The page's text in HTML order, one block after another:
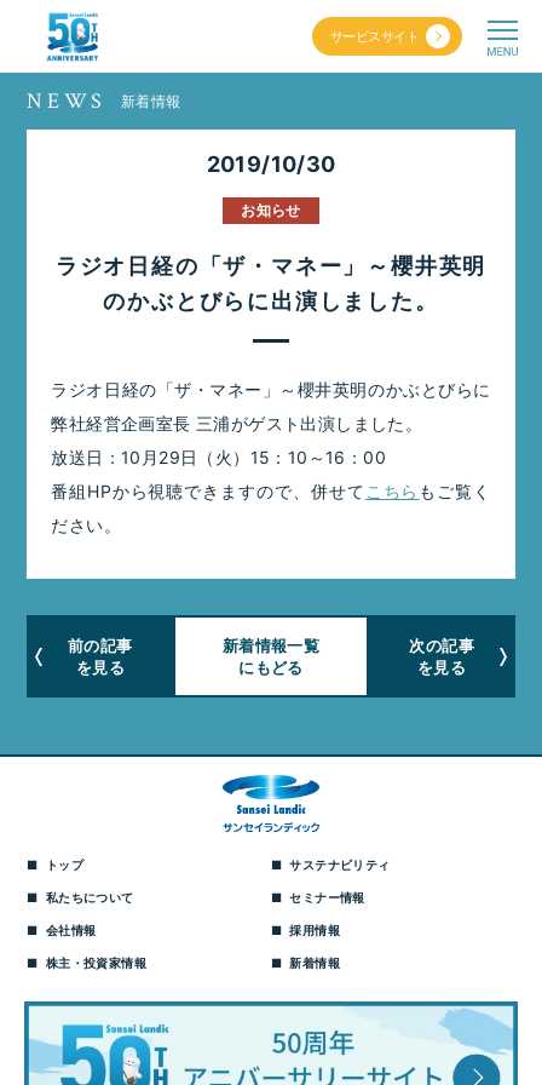
サービスサイト
NEWS 新着情報
2019/10/30
お知らせ
ラジオ日経の「ザ・マネー」～櫻井英明
のかぶとびらに出演しました。
ラジオ日経の「ザ・マネー」～櫻井英明のかぶとびらに
弊社経営企画室長 三浦がゲスト出演しました。
放送日：10月29日（火）15：10～16：00
番組HPから視聴できますので、併せて こちら もご覧く
ださい。
前の記事
を見る
新着情報一覧
にもどる
次の記事
を見る
トップ
私たちについて
会社情報
株主・投資家情報
サステナビリティ
セミナー情報
採用情報
新着情報